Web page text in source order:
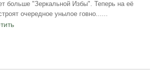
больше "Зеркальной Избы". Теперь на её
очередное унылое говно......